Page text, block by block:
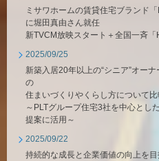
ミサワホームの賃貸住宅ブランド
に堀田真由さん就任
新TVCM放映スタート＋全国一斉
2025/09/25
新築入居20年以上の“シニア”オー
の
住まいづくりやくらし方について
～PLTグループ住宅3社を中心とし
提案に活用～
2025/09/22
持続的な成長と企業価値の向上を目